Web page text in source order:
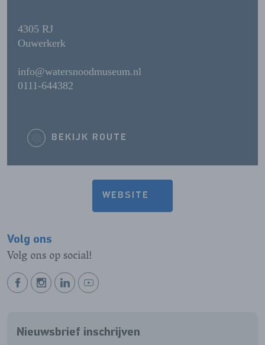
4305 RJ
Ouwerkerk
info@watersnoodmuseum.nl
0111-644382
BEKIJK ROUTE
WEBSITE
Volg ons
Volg ons op social!
BEKIJK
PAGINA
BEKIJK
PAGINA
BEKIJK
PAGINA
BEKIJK
PAGINA
Nieuwsbrief inschrijven